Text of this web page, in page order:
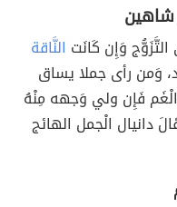
شاهين
وَإِن كَانَت النَّاقة
وَمن رأى جملا يساق
فَإِن ولي وَجهه مِنْهُ
دانيال الْجمل الهائج